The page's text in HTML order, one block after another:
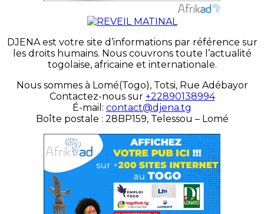
DJENA est votre site d’informations par référence sur
les droits humains. Nous couvrons toute l’actualité
togolaise, africaine et internationale.
Nous sommes à Lomé(Togo), Totsi, Rue Adébayor
Contactez-nous sur +22890138994
É-mail: contact@djena.tg
Boîte postale : 28BP159, Telessou – Lomé